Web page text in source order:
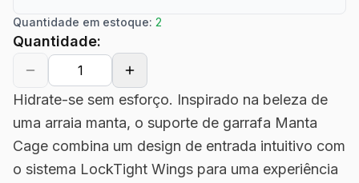
Quantidade em estoque: 2
Quantidade:
Hidrate-se sem esforço. Inspirado na beleza de
uma arraia manta, o suporte de garrafa Manta
Cage combina um design de entrada intuitivo com
o sistema LockTight Wings para uma experiência